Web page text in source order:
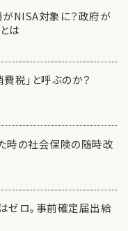
がNISA対象に？政府が
は
税」と呼ぶのか？
時の社会保険の随時改
ゼロ。事前確定届出給